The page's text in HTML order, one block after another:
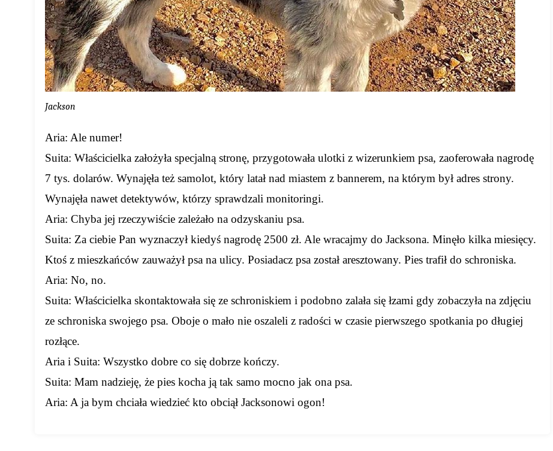
Jackson
Aria: Ale numer!
Suita: Właścicielka założyła specjalną stronę, przygotowała ulotki z wizerunkiem psa, zaoferowała nagrodę
7 tys. dolarów. Wynajęła też samolot, który latał nad miastem z bannerem, na którym był adres strony.
Wynajęła nawet detektywów, którzy sprawdzali monitoringi.
Aria: Chyba jej rzeczywiście zależało na odzyskaniu psa.
Suita: Za ciebie Pan wyznaczył kiedyś nagrodę 2500 zł. Ale wracajmy do Jacksona. Minęło kilka miesięcy.
Ktoś z mieszkańców zauważył psa na ulicy. Posiadacz psa został aresztowany. Pies trafił do schroniska.
Aria: No, no.
Suita: Właścicielka skontaktowała się ze schroniskiem i podobno zalała się łzami gdy zobaczyła na zdjęciu
ze schroniska swojego psa. Oboje o mało nie oszaleli z radości w czasie pierwszego spotkania po długiej
rozłące.
Aria i Suita: Wszystko dobre co się dobrze kończy.
Suita: Mam nadzieję, że pies kocha ją tak samo mocno jak ona psa.
Aria: A ja bym chciała wiedzieć kto obciął Jacksonowi ogon!